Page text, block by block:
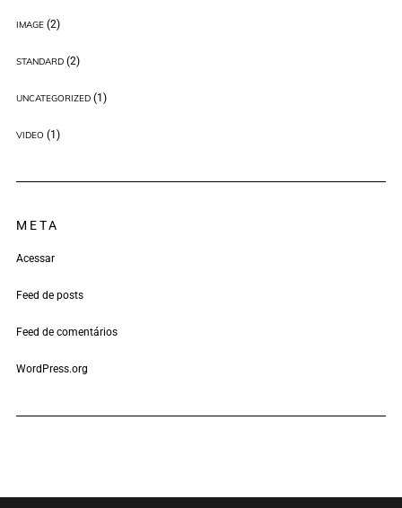
IMAGE(2)
STANDARD(2)
UNCATEGORIZED(1)
VIDEO (1)
META
Acessar
Feed de posts
Feed de comentários
WordPress.org